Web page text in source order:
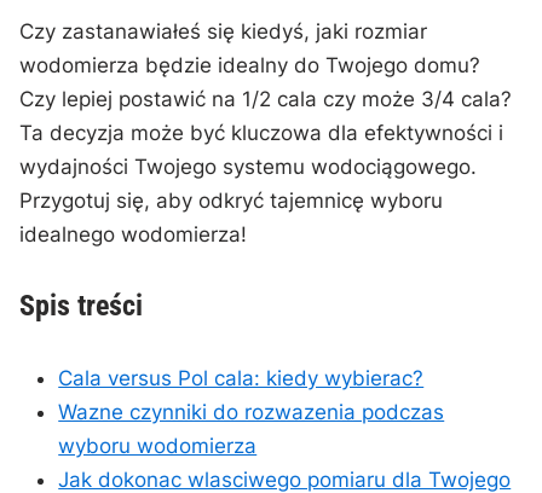
Czy ​zastanawiałeś się kiedyś, jaki rozmiar
wodomierza będzie idealny do Twojego domu?
Czy lepiej postawić ⁢na 1/2 cala czy może 3/4 cala?
Ta ⁢decyzja może być kluczowa dla efektywności i
wydajności Twojego systemu wodociągowego.
Przygotuj się, ‍aby odkryć tajemnicę wyboru
idealnego wodomierza!
Spis treści
Cala ⁤versus Pol cala: kiedy wybierac?
Wazne czynniki do rozwazenia podczas
⁤wyboru wodomierza
Jak dokonac wlasciwego pomiaru dla Twojego